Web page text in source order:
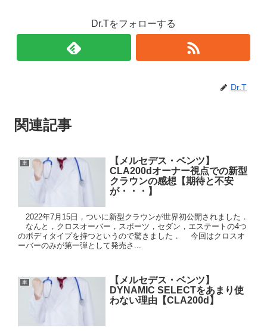
Dr.Tをフォローする
Dr.T
関連記事
車
【メルセデス・ベンツ】
CLA200dオーナー視点での新型
クラウンの感想【期待と不安
が・・・】
2022年7月15日，ついに新型クラウンが世界初公開されました．
なんと，クロスオーバー，スポーツ，セダン，エステートの4つ
のボディタイプを持つというので驚きました． 今回はクロスオ
ーバーのみが第一弾として発売さ...
車
【メルセデス・ベンツ】
DYNAMIC SELECTをあまり使
わない理由【CLA200d】